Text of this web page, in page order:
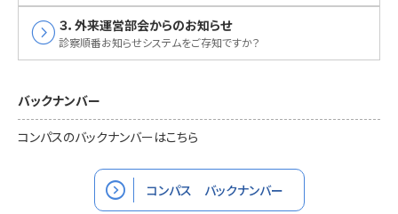
expand_circle_right ３．外来運営部会からのお知らせ
診察順番お知らせシステムをご存知ですか？
バックナンバー
コンパスのバックナンバーはこちら
expand_circle_right コンパス バックナンバー